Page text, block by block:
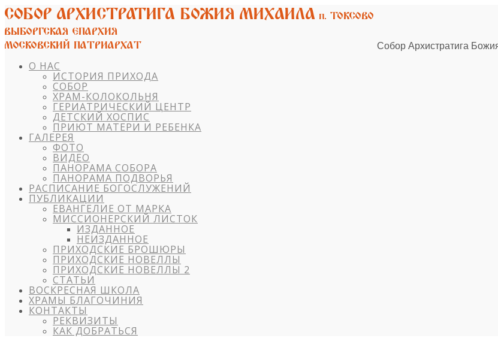
Собор Архистратига
О НАС
ИСТОРИЯ ПРИХОДА
СОБОР
ХРАМ-КОЛОКОЛЬНЯ
ГЕРИАТРИЧЕСКИЙ ЦЕНТР
ДЕТСКИЙ ХОСПИС
ПРИЮТ МАТЕРИ И РЕБЕНКА
ГАЛЕРЕЯ
ФОТО
ВИДЕО
ПАНОРАМА СОБОРА
ПАНОРАМА ПОДВОРЬЯ
РАСПИСАНИЕ БОГОСЛУЖЕНИЙ
ПУБЛИКАЦИИ
ЕВАНГЕЛИЕ ОТ МАРКА
МИССИОНЕРСКИЙ ЛИСТОК
ИЗДАННОЕ
НЕИЗДАННОЕ
ПРИХОДСКИЕ БРОШЮРЫ
ПРИХОДСКИЕ НОВЕЛЛЫ
ПРИХОДСКИЕ НОВЕЛЛЫ 2
СТАТЬИ
ВОСКРЕСНАЯ ШКОЛА
ХРАМЫ БЛАГОЧИНИЯ
КОНТАКТЫ
РЕКВИЗИТЫ
КАК ДОБРАТЬСЯ